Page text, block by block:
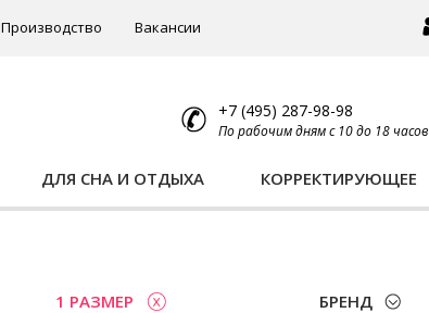
Производство Вакансии
+7 (495) 287-98-98
По рабочим дням с 10 до 18 часов
ДЛЯ СНА И ОТДЫХА КОРРЕКТИРУЮЩЕЕ
1 РАЗМЕР БРЕНД